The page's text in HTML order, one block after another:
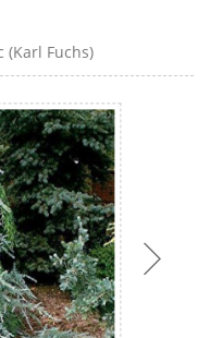
(Karl Fuchs)